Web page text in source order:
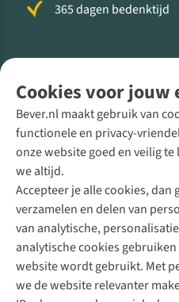
Cookies voor
Bever.nl maakt gebruik van
functionele en privacy-
onze website goed en veilig
we altijd.
Accepteer je alle cookies,
verzamelen en delen van
van analytische,
analytische cookies
website wordt gebruikt. Met
we de website relevanter
365 dagen bedenktijd
Direct advies van een
+31 (0)85 888 50 88
+31 6 12 28 49 80
Contactformulier